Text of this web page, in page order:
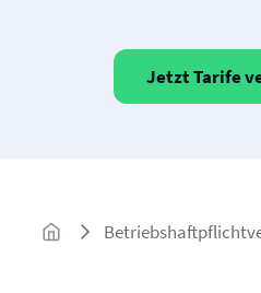
Jetzt Tarife